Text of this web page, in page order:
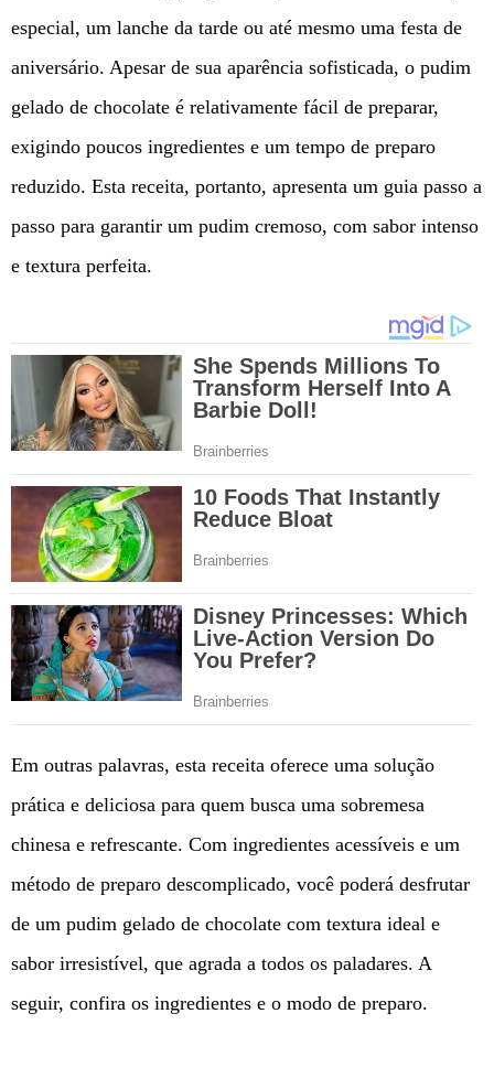
especial, um lanche da tarde ou até mesmo uma festa de
aniversário. Apesar de sua aparência sofisticada, o pudim
gelado de chocolate é relativamente fácil de preparar,
exigindo poucos ingredientes e um tempo de preparo
reduzido. Esta receita, portanto, apresenta um guia passo a
passo para garantir um pudim cremoso, com sabor intenso
e textura perfeita.
Em outras palavras, esta receita oferece uma solução
prática e deliciosa para quem busca uma sobremesa
chinesa e refrescante. Com ingredientes acessíveis e um
método de preparo descomplicado, você poderá desfrutar
de um pudim gelado de chocolate com textura ideal e
sabor irresistível, que agrada a todos os paladares. A
seguir, confira os ingredientes e o modo de preparo.